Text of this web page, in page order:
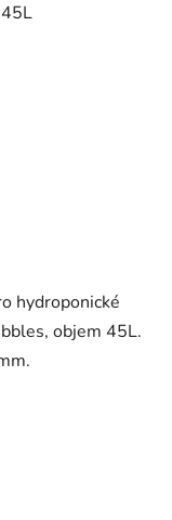
hydroponické
objem 45L.